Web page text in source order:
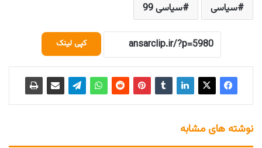
سیاسی
سیاسی 99
کپی لینک
نوشته های مشابه